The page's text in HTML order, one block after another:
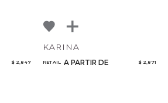
$ 2,847
KARINA
RETAIL A PARTIR DE $ 2,871